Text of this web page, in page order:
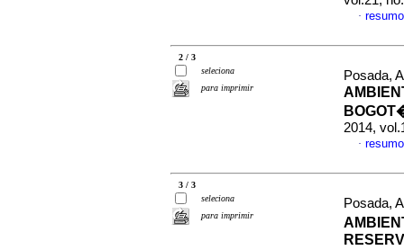
·
2 / 3
seleciona
para imprimir
Posada,
2014,
·
3 / 3
seleciona
para imprimir
Posada,